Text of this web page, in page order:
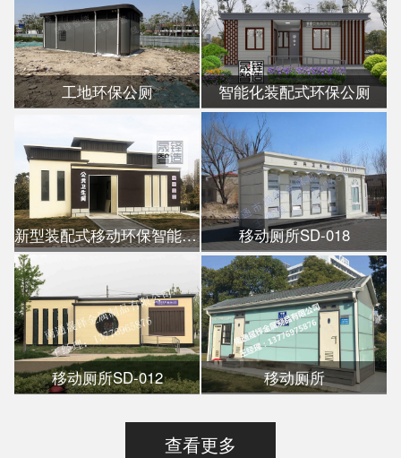
工地环保公厕 智能化装配式环保公厕
新型装配式移动环保智能公厕 移动厕所SD-018
移动厕所SD-012 移动厕所
查看更多